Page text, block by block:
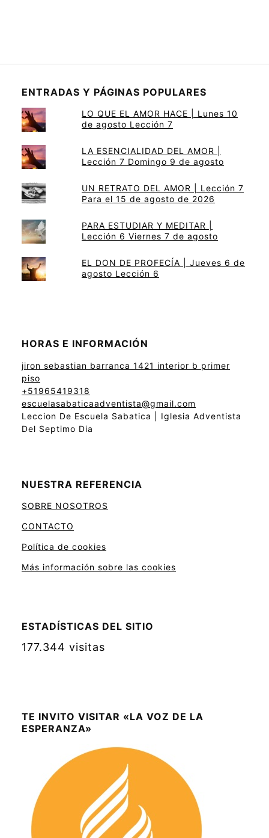
ENTRADAS Y PÁGINAS POPULARES
LO QUE EL AMOR HACE | Lunes 10
de agosto Lección 7
LA ESENCIALIDAD DEL AMOR |
Lección 7 Domingo 9 de agosto
UN RETRATO DEL AMOR | Lección 7
Para el 15 de agosto de 2026
PARA ESTUDIAR Y MEDITAR |
Lección 6 Viernes 7 de agosto
EL DON DE PROFECÍA | Jueves 6 de
agosto Lección 6
HORAS E INFORMACIÓN
jiron sebastian barranca 1421 interior b primer
piso
+51965419318
escuelasabaticaadventista@gmail.com
Leccion De Escuela Sabatica | Iglesia Adventista
Del Septimo Dia
NUESTRA REFERENCIA
SOBRE NOSOTROS
CONTACTO
Política de cookies
Más información sobre las cookies
ESTADÍSTICAS DEL SITIO
177.344 visitas
TE INVITO VISITAR «LA VOZ DE LA
ESPERANZA»